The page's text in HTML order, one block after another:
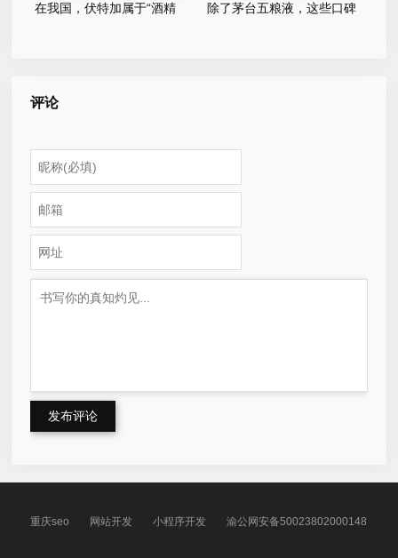
在我国，伏特加属于“酒精
除了茅台五粮液，这些口碑
评论
发布评论
重庆seo 网站开发 小程序开发 渝公网安备50023802000148